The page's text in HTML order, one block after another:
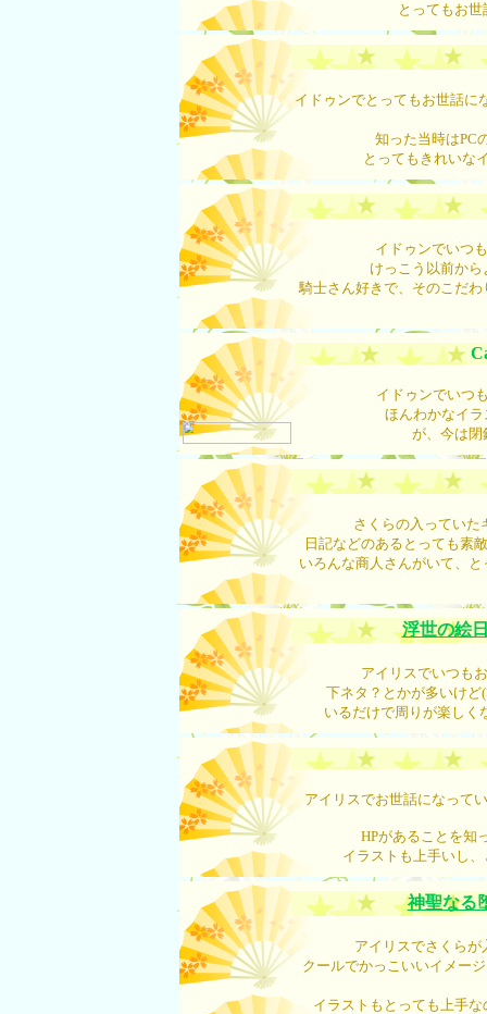
とってもお
イドゥンでとってもお世話に
知った当時はPC
とってもきれいな
イドゥンでいつ
けっこう以前か
騎士さん好きで、そのこだ
イドゥンでいつ
ほんわかなイ
が、今は閉
さくらの入っていた
日記などのあるとっても素
いろんな商人さんがいて、
浮世の絵
アイリスでいつも
下ネタ？とかが多いけ
いるだけで周りが楽し
アイリスでお世話になって
HPがあることを知
イラストも上手いし
神聖なる
アイリスでさくらが
クールでかっこいいイメー
イラストもとっても上手